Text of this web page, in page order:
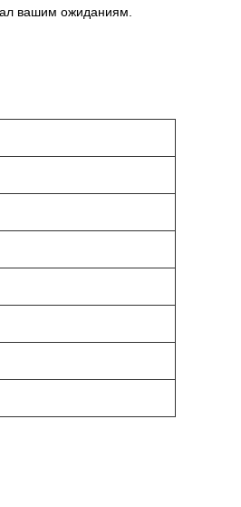
вашим ожиданиям.